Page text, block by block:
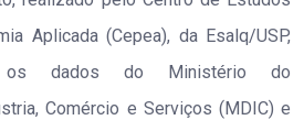
Aplicada (Cepea), da Esalq/USP,
dados do Ministério do
Comércio e Serviços (MDIC) e